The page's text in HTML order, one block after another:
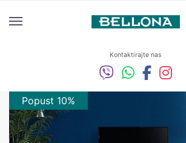
Kontaktirajte nas
Popust 10%